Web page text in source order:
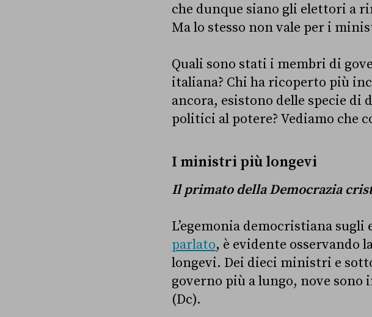
che dunque siano gli elettori a
Ma lo stesso non vale per i
Quali sono stati i membri di
italiana? Chi ha ricoperto più
ancora, esistono delle specie di
politici al potere? Vediamo che
I ministri più longevi
Il primato della Democrazia
L’egemonia democristiana
parlato, è evidente osservando
longevi. Dei dieci ministri e
governo più a lungo, nove
(Dc).